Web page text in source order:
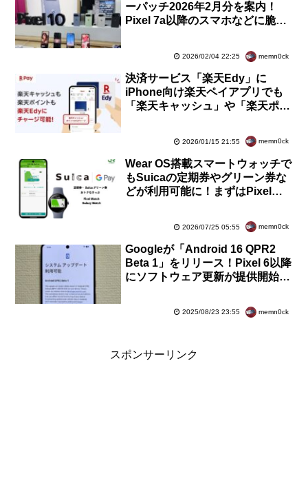
ーパッチ2026年2月分を案内！
Pixel 7a以降のスマホなどに脆弱
2026/02/04 22:25 memn0ck
決済サービス「楽天Edy」に
iPhone向け楽天ペイアプリでも
「楽天キャッシュ」や「楽天ポイ
2026/01/15 21:55 memn0ck
Wear OS搭載スマートウォッチで
もSuicaの定期券やグリーン券な
どが利用可能に！まずはPixel
2026/07/25 05:55 memn0ck
Googleが「Android 16 QPR2
Beta 1」をリリース！Pixel 6以降
にソフトウェア更新が提供開始。
2025/08/23 23:55 memn0ck
スポンサーリンク